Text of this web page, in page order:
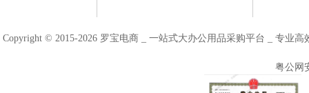
Copyright © 2015-2026 罗宝电商 _ 一站式大办公用品采购平台 _ 专业
粤公网